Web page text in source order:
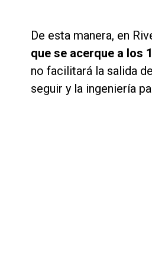
De esta manera, en
que se acerque a los
no facilitará la salida
seguir y la ingeniería